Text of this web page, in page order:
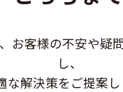
お客様の不安や疑
し、
な解決策をご提案し